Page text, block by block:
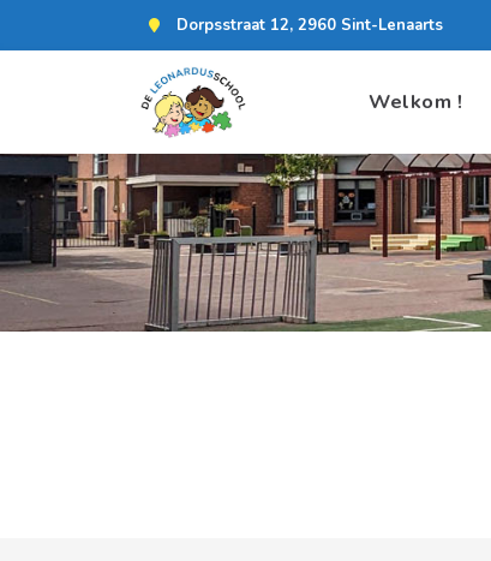
Dorpsstraat 12, 2960 Sint-Lenaarts
Welkom !